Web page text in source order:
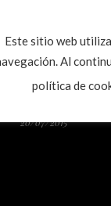
20/07/2015
Este sitio web
Al
política de